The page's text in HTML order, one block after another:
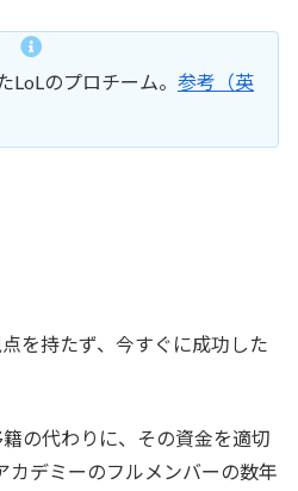
のプロチーム。 参考（英
を持たず、今すぐに成功した
の代わりに、その資金を適切
カデミーのフルメンバーの数年